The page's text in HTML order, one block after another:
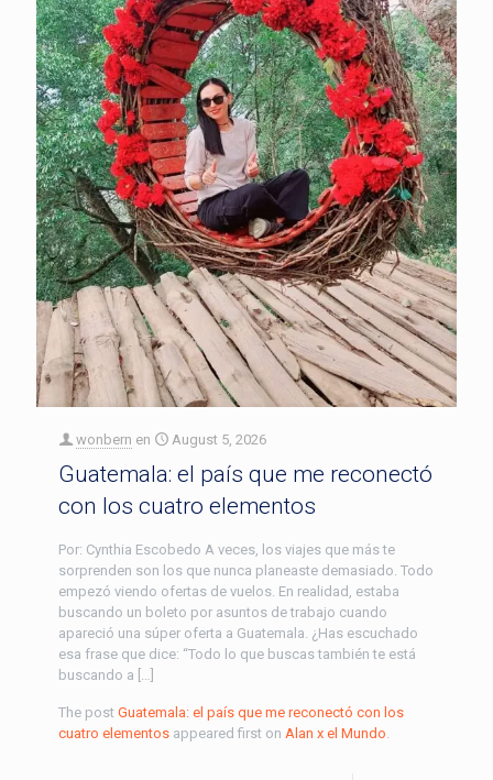
wonbern en August 5, 2026
Guatemala: el país que me reconectó
con los cuatro elementos
Por: Cynthia Escobedo A veces, los viajes que más te
sorprenden son los que nunca planeaste demasiado. Todo
empezó viendo ofertas de vuelos. En realidad, estaba
buscando un boleto por asuntos de trabajo cuando
apareció una súper oferta a Guatemala. ¿Has escuchado
esa frase que dice: “Todo lo que buscas también te está
buscando a […]
The post Guatemala: el país que me reconectó con los
cuatro elementos appeared first on Alan x el Mundo.